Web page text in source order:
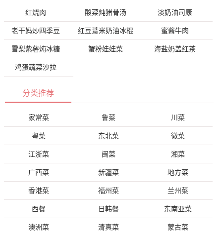
红烧肉 酸菜炖猪骨汤 淡奶油司康
老干妈炒四季豆 红豆薏米奶油冰棍 蜜酱牛肉
雪梨紫薯炖冰糖 蟹粉娃娃菜 海盐奶盖红茶
鸡蛋蔬菜沙拉
分类推荐
家常菜 鲁菜 川菜
粤菜 东北菜 徽菜
江浙菜 闽菜 湘菜
广西菜 新疆菜 地方菜
香港菜 福州菜 兰州菜
西餐 日韩餐 东南亚菜
澳洲菜 清真菜 蒙古菜